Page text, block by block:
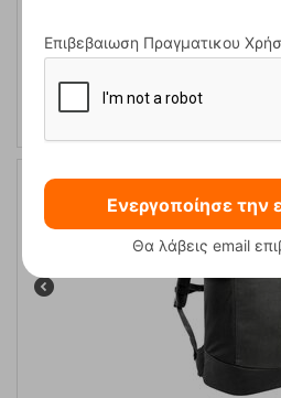
Επιβεβαιωση Πραγματικου
Ενεργοποίησε την
Θα λάβεις email